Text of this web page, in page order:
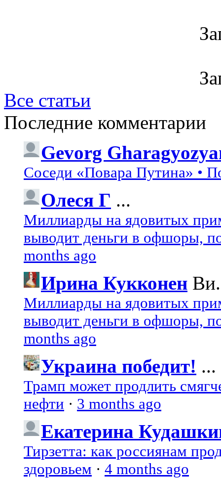
Все статьи
Последние комментарии
Gevorg
Соседи «Повара Путина» •
Олеся Г ...
Миллиарды на ядовитых
выводит деньги в офшоры,
months ago
Ирина Кукконен
Миллиарды на ядовитых
выводит деньги в офшоры,
months ago
Украина победит! ...
Трамп может продлить
нефти · 3 months ago
Екатерина
Тирзетта: как россиянам
здоровьем · 4 months ago